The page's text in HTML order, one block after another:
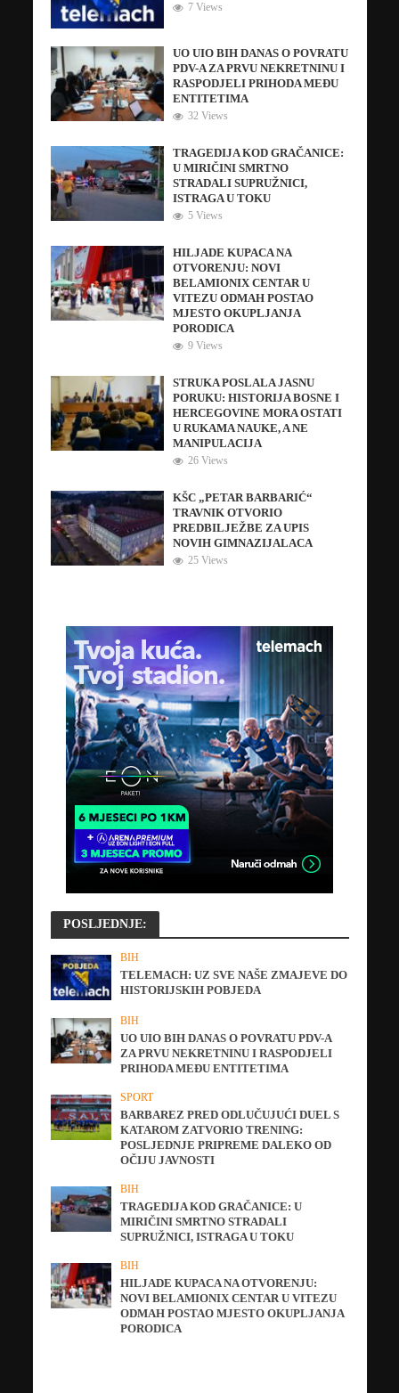
7 Views
UO UIO BIH DANAS O POVRATU
PDV-A ZA PRVU NEKRETNINU I
RASPODJELI PRIHODA MEĐU
ENTITETIMA
32 Views
TRAGEDIJA KOD GRAČANICE:
U MIRIČINI SMRTNO
STRADALI SUPRUŽNICI,
ISTRAGA U TOKU
5 Views
HILJADE KUPACA NA
OTVORENJU: NOVI
BELAMIONIX CENTAR U
VITEZU ODMAH POSTAO
MJESTO OKUPLJANJA
PORODICA
9 Views
STRUKA POSLALA JASNU
PORUKU: HISTORIJA BOSNE I
HERCEGOVINE MORA OSTATI
U RUKAMA NAUKE, A NE
MANIPULACIJA
26 Views
KŠC „PETAR BARBARIĆ“
TRAVNIK OTVORIO
PREDBILJEŽBE ZA UPIS
NOVIH GIMNAZIJALACA
25 Views
POSLJEDNJE:
BIH
TELEMACH: UZ SVE NAŠE ZMAJEVE DO
HISTORIJSKIH POBJEDA
BIH
UO UIO BIH DANAS O POVRATU PDV-A
ZA PRVU NEKRETNINU I RASPODJELI
PRIHODA MEĐU ENTITETIMA
SPORT
BARBAREZ PRED ODLUČUJUĆI DUEL S
KATAROM ZATVORIO TRENING:
POSLJEDNJE PRIPREME DALEKO OD
OČIJU JAVNOSTI
BIH
TRAGEDIJA KOD GRAČANICE: U
MIRIČINI SMRTNO STRADALI
SUPRUŽNICI, ISTRAGA U TOKU
BIH
HILJADE KUPACA NA OTVORENJU:
NOVI BELAMIONIX CENTAR U VITEZU
ODMAH POSTAO MJESTO OKUPLJANJA
PORODICA